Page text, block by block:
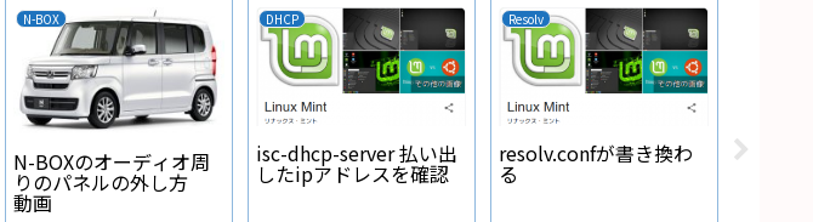
N-BOX
N-BOXのオーディオ周
りのパネルの外し方
動画
DHCP
isc-dhcp-server 払い出
したipアドレスを確認
Resolv
resolv.confが書き換わ
る